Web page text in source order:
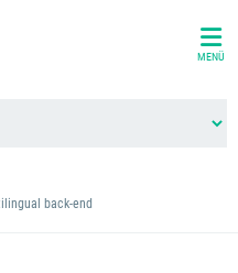
MENÜ
back-end